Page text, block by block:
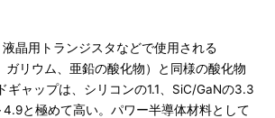
晶用トランジスタなどで使用される
ガリウム、亜鉛の酸化物）と同様の酸化物
ギャップは、シリコンの1.1、SiC/GaNの3.3
と極めて高い。パワー半導体材料として